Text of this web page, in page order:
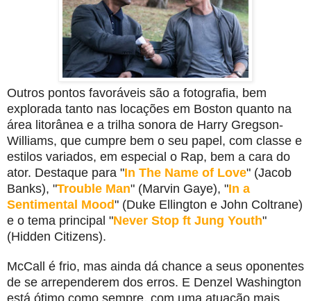
Outros pontos favoráveis são a fotografia, bem
explorada tanto nas locações em Boston quanto na
área litorânea e a trilha sonora de Harry Gregson-
Williams, que cumpre bem o seu papel, com classe e
estilos variados, em especial o Rap, bem a cara do
ator. Destaque para "In The Name of Love" (Jacob
Banks), "Trouble Man" (Marvin Gaye), "In a
Sentimental Mood" (Duke Ellington e John Coltrane)
e o tema principal "Never Stop ft Jung Youth"
(Hidden Citizens).
McCall é frio, mas ainda dá chance a seus oponentes
de se arrependerem dos erros. E Denzel Washington
está ótimo como sempre, com uma atuação mais